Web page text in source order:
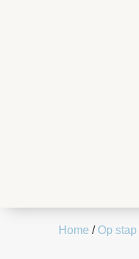
Home / Op stap